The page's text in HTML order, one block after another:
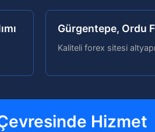
Gürgentepe, Ordu
Kaliteli forex sitesi
Hizmet